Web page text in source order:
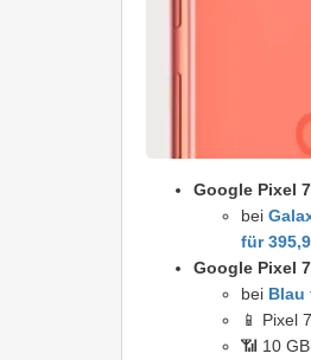
Google Pixel
bei
für
Google Pixel
bei Blau
📱 Pixel
📶 10